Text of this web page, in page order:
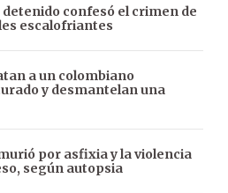
confesó el crimen de
escalofriantes
a un colombiano
y desmantelan una
por asfixia y la violencia
según autopsia